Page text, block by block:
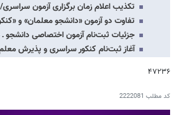
تکذیب اعلام زمان برگزاری آزمون
تفاوت دو آزمون «دانشجو معلمان» و
جزئیات ثبت‌نام آزمون اختصاصی دانشجو ـ معلم ۱۴۰۵
آغاز ثبت‌نام کنکور سراسری و پذیرش معلم
۴۷۲۳۶
کد مطلب 2222081